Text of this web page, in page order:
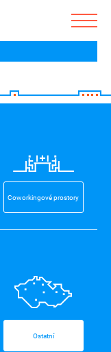
Coworkingové prostory
Ostatní